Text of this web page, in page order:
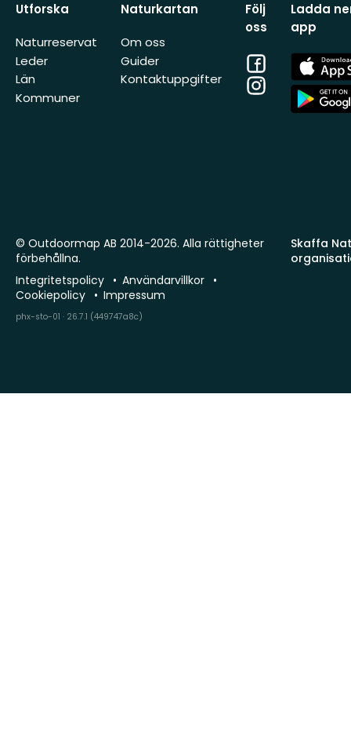
Utforska
Naturreservat
Leder
Län
Kommuner
Naturkartan
Om oss
Guider
Kontaktuppgifter
Följ
oss
Facebook
Instagram
Ladda
app
App
Store
App
Store
Skaffa
© Outdoormap AB 2014-2026. Alla rättigheter
förbehållna.
Integritetspolicy
Användarvillkor
Cookiepolicy
Impressum
phx-sto-01 · 26.7.1 (449747a8c)